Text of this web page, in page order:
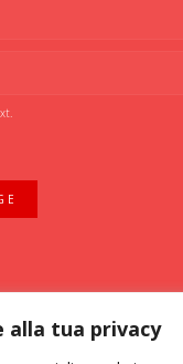
alla tua privacy